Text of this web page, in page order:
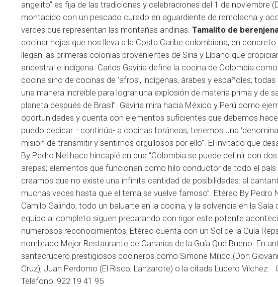
angelito” es fija de las tradiciones y celebraciones del 1 de noviembre
montadido con un pescado curado en aguardiente de remolacha y
verdes que representan las montañas andinas. Tamalito de
cocinar hojas que nos lleva a la Costa Caribe colombiana, en
llegan las primeras colonias provenientes de Siria y Líbano que
ancestral e indígena. Carlos Gaviria define la cocina de Colombia
cocina sino de cocinas de ‘afros’, indígenas, árabes y españoles;
una manera increíble para lograr una explosión de materia prima y de
planeta después de Brasil”. Gaviria mira hacia México y Perú como
oportunidades y cuenta con elementos suficientes que debemos
puedo dedicar –continúa- a cocinas foráneas; tenemos una
misión de transmitir y sentirnos orgullosos por ello”. El invitado que
By Pedro Nel hace hincapié en que “Colombia se puede definir con
arepas; elementos que funcionan como hilo conductor de todo el
creamos que no existe una infinita cantidad de posibilidades: al
muchas veces hasta que el tema se vuelve famoso”. Etéreo By Pedro
Camilo Galindo, todo un baluarte en la cocina, y la solvencia en la Sala
equipo al completo siguen preparando con rigor este potente
numerosos reconocimientos, Etéreo cuenta con un Sol de la Guía
nombrado Mejor Restaurante de Canarias de la Guía Qué Bueno. En
santacrucero prestigiosos cocineros como Simone Milico (Don
Cruz), Juan Perdomo (El Risco, Lanzarote) o la citada Lucero Vílchez.
Teléfono: 922 19 41 95